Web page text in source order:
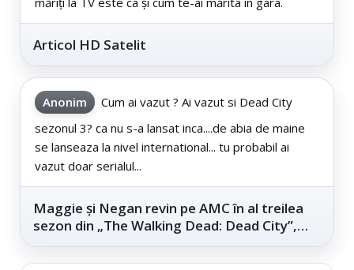
Articol HD Satelit
Anonim
Cum ai vazut ? Ai vazut si Dead City
sezonul 3? ca nu s-a lansat inca....de abia de maine
se lanseaza la nivel international... tu probabil ai
vazut doar serialul...
Maggie și Negan revin pe AMC în al treilea
sezon din „The Walking Dead: Dead City”,